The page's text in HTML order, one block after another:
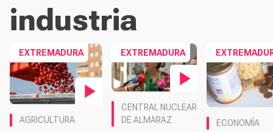
industria
EXTREMADURA
AGRICULTURA
EXTREMADURA
CENTRAL NUCLEAR
DE ALMARAZ
ECONOMÍA